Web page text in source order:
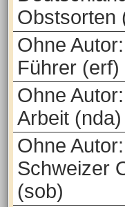
Obstsorten
Ohne
Führer (erf)
Ohne
Arbeit (nda)
Ohne Autor:
Schweizer
(sob)